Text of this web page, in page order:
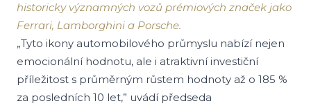
historicky významných vozů prémiových značek jako
Ferrari, Lamborghini a Porsche.
„Tyto ikony automobilového průmyslu nabízí nejen
emocionální hodnotu, ale i atraktivní investiční
příležitost s průměrným růstem hodnoty až o 185 %
za posledních 10 let,” uvádí předseda